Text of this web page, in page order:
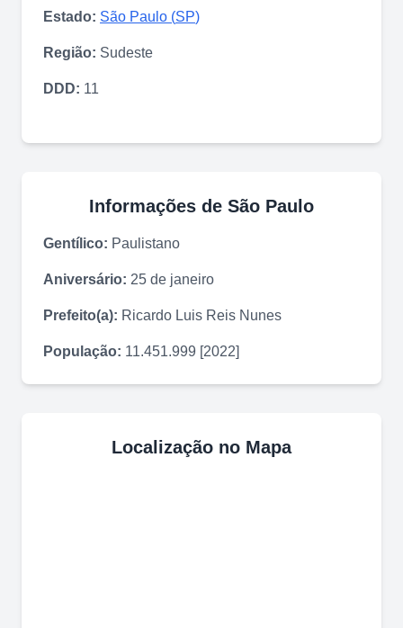
Estado: São Paulo (SP)
Região: Sudeste
DDD: 11
Informações de São Paulo
Gentílico: Paulistano
Aniversário: 25 de janeiro
Prefeito(a): Ricardo Luis Reis Nunes
População: 11.451.999 [2022]
Localização no Mapa